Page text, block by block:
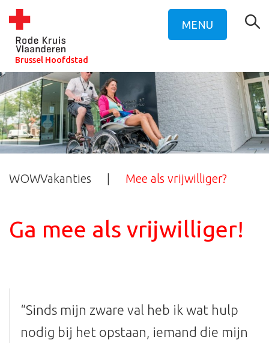
Brussel Hoofdstad
MENU
WOWVakanties Mee als vrijwilliger?
Ga mee als vrijwilliger!
“Sinds mijn zware val heb ik wat hulp
nodig bij het opstaan, iemand die mijn